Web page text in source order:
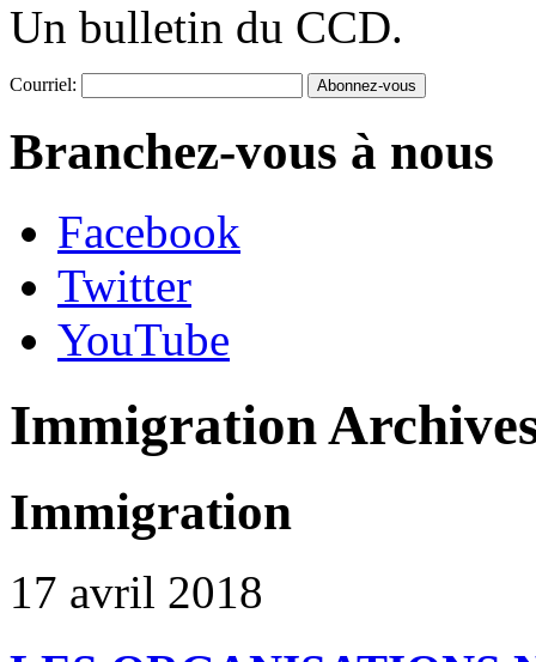
Un bulletin du CCD.
Courriel:
Branchez-vous à nous
Facebook
Twitter
YouTube
Immigration
Immigration
17 avril 2018